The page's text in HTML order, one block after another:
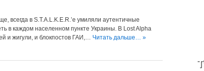
всегда в S.T.A.L.K.E.R.’е умиляли аутентичные
в каждом населенном пункте Украины. В Lost Alpha
и жигули, и блокпостов ГАИ,… Читать дальше… »